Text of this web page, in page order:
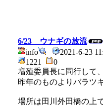
6/23 ウナギの放流
info
2021-6-23
1221
0
増殖委員長に同行して
昨年のものよりバラツ
場所は田川外田橋の上